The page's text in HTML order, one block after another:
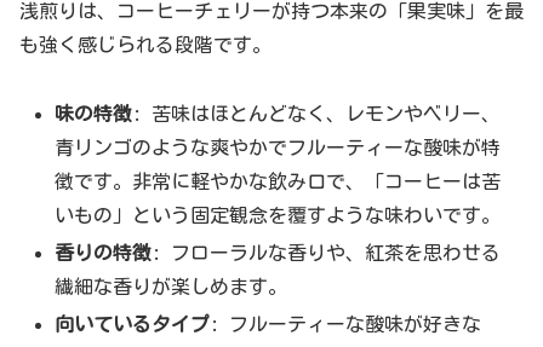
浅煎りは、コーヒーチェリーが持つ本来の「果実味」を最
も強く感じられる段階です。
味の特徴: 苦味はほとんどなく、レモンやベリー、
青リンゴのような爽やかでフルーティーな酸味が特
徴です。非常に軽やかな飲み口で、「コーヒーは苦
いもの」という固定観念を覆すような味わいです。
香りの特徴: フローラルな香りや、紅茶を思わせる
繊細な香りが楽しめます。
向いているタイプ: フルーティーな酸味が好きな